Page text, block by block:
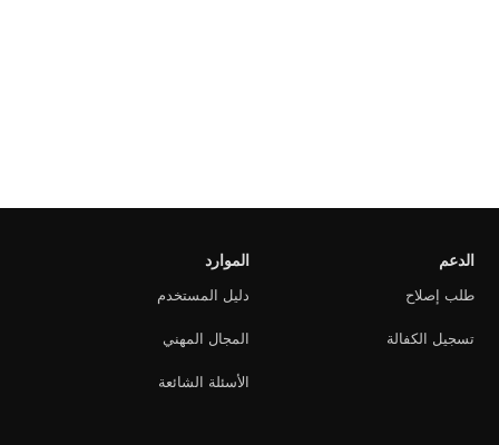
الدعم
طلب إصلاح
تسجيل الكفالة
الموارد
دليل المستخدم
المجال المهني
الأسئلة الشائعة